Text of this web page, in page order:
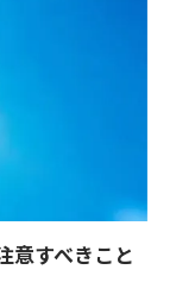
意すべきこと